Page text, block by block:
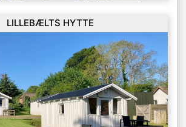
LILLEBÆLTS HYTTE